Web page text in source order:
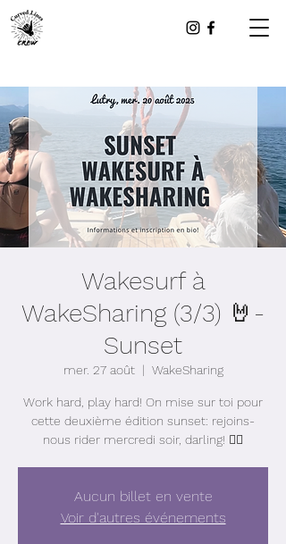
Wakesurf à
WakeSharing (3/3) 🤘-
Sunset
mer. 27 août
  |
WakeSharing
Work hard, play hard! On mise sur toi pour
cette deuxième édition sunset: rejoins-
nous rider mercredi soir, darling! ❤️‍🔥
Aucun billet en vente
Voir d'autres événements